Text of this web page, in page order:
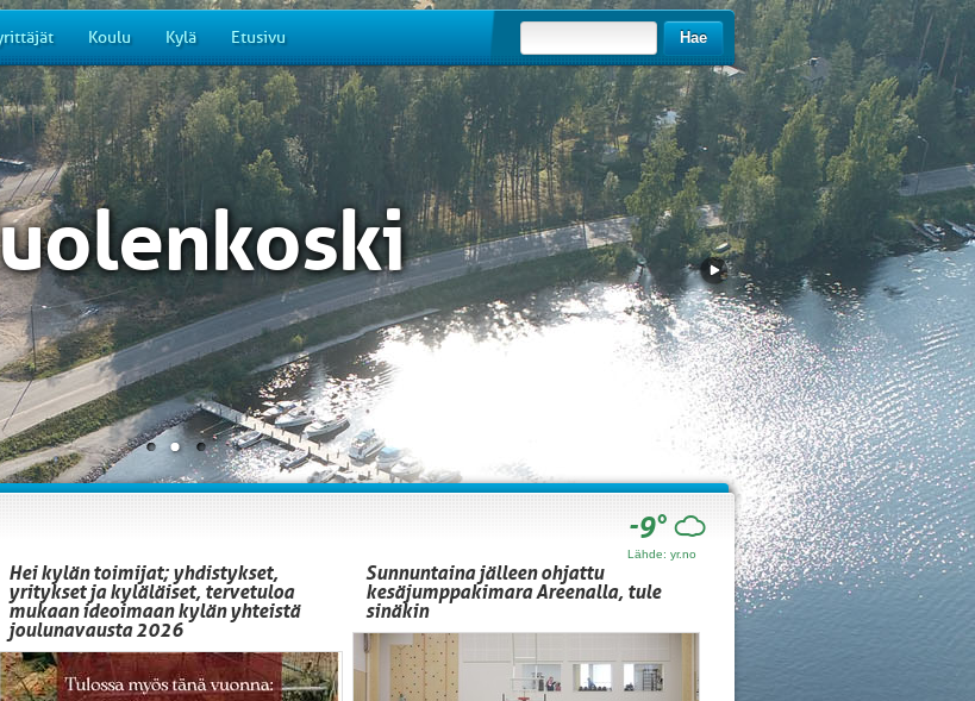
Koulu Kylä Etusivu Hae
-9°
Lähde: yr.no
Hei kylän toimijat; yhdistykset,
yritykset ja kyläläiset, tervetuloa
mukaan ideoimaan kylän yhteistä
joulunavausta 2026
Sunnuntaina jälleen ohjattu
kesäjumppakimara Areenalla, tule
sinäkin